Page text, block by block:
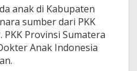
anak di Kabupaten
sumber dari PKK
PKK Provinsi Sumatera
Anak Indonesia